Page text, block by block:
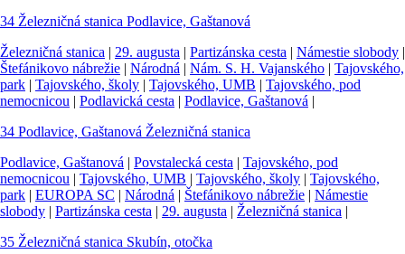
34 Železničná stanica Podlavice, Gaštanová
Železničná stanica | 29. augusta | Partizánska cesta | Námestie slobody |
Štefánikovo nábrežie | Národná | Nám. S. H. Vajanského | Tajovského,
park | Tajovského, školy | Tajovského, UMB | Tajovského, pod
nemocnicou | Podlavická cesta | Podlavice, Gaštanová |
34 Podlavice, Gaštanová Železničná stanica
Podlavice, Gaštanová | Povstalecká cesta | Tajovského, pod
nemocnicou | Tajovského, UMB | Tajovského, školy | Tajovského,
park | EUROPA SC | Národná | Štefánikovo nábrežie | Námestie
slobody | Partizánska cesta | 29. augusta | Železničná stanica |
35 Železničná stanica Skubín, otočka